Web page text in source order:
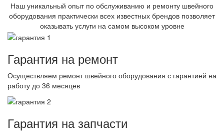
Наш уникальный опыт по обслуживанию и ремонту швейного
оборудования практически всех известных брендов позволяет
оказывать услуги на самом высоком уровне
Гарантия на ремонт
Осуществляем ремонт швейного оборудования с гарантией на
работу до 36 месяцев
Гарантия на запчасти